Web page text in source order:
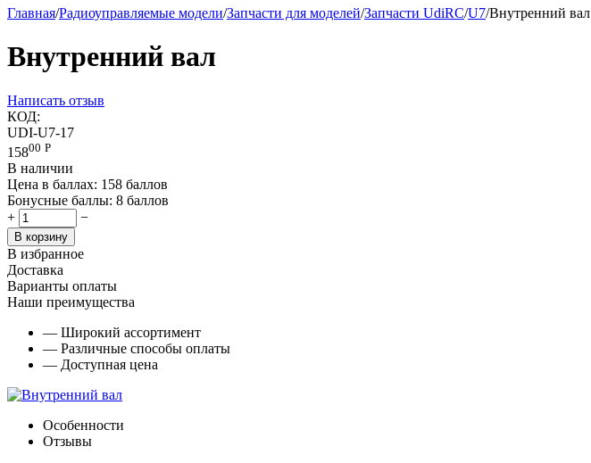
Главная/Радиоуправляемые модели/Запчасти для моделей/Запчасти UdiRC/U7/Внутренний вал
Внутренний вал
Написать отзыв
КОД:
UDI-U7-17
15800 Р
В наличии
Цена в баллах: 158 баллов
Бонусные баллы: 8 баллов
+
−
В корзину
В избранное
Доставка
Варианты оплаты
Наши преимущества
— Широкий ассортимент
— Различные способы оплаты
— Доступная цена
Особенности
Отзывы